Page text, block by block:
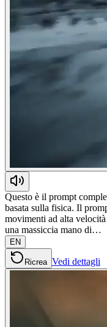
Questo è il prompt
basata sulla fisica. Il
movimenti ad alta
una massiccia mano di…
EN
Ricrea Vedi dettagli